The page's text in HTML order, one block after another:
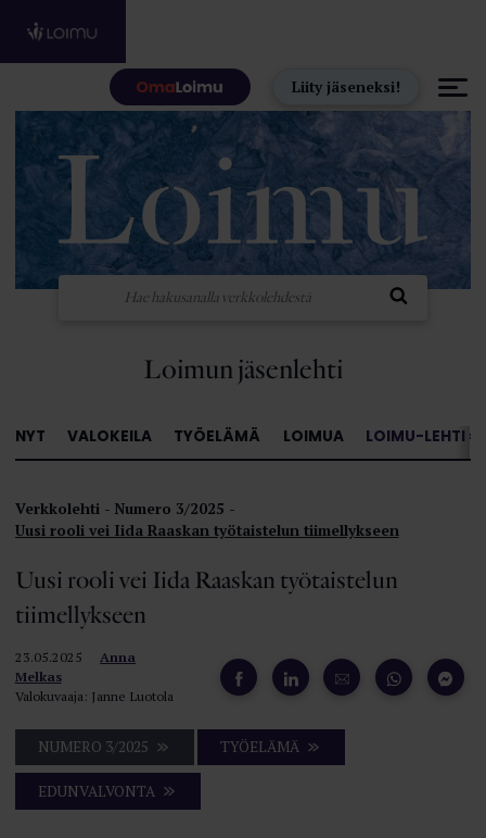
Liity jäseneksi!
Loimun jäsenlehti
NYT VALOKEILA TYÖELÄMÄ LOIMUA LOIMU-LEHTI »
Verkkolehti
Numero 3/2025
Uusi rooli vei Iida Raaskan työtaistelun tiimellykseen
Uusi rooli vei Iida Raaskan työtaistelun
tiimellykseen
23.05.2025
Anna
Melkas
Valokuvaaja: Janne Luotola
NUMERO 3/2025 TYÖELÄMÄ
EDUNVALVONTA